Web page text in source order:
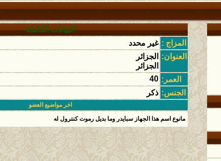
البيانات الكاملة
المزاج : غير محدد
العنوان:
الجزائر
الجزائر
العمر: 40
الجنس: ذكر
اخر مواضيع العضو
مانوع اسم هذا الجهاز سبايدر وما بديل رموت كنترول له